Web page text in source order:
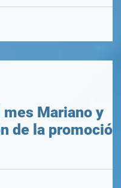
mes Mariano y
de la promoción